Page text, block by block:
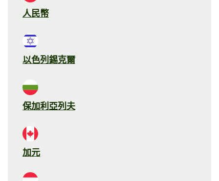
人民幣
以色列錫克爾
保加利亞列夫
加元